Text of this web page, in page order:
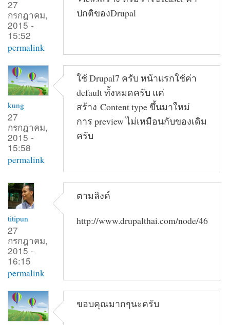
27
กรกฎาคม,
2015 -
15:52
permalink
ปกติของDrupal
kung
27
กรกฎาคม,
2015 -
15:58
permalink
ใช้ Drupal7 ครับ หน้าแรกใช้ค่า
default ทั้งหมดครับ แค่
สร้าง Content type ขึ้นมาใหม่
การ preview ไม่เหมือนกับของเดิม
ครับ
titipun
27
กรกฎาคม,
2015 -
16:15
permalink
ตามลิงค์
http://www.drupalthai.com/node/46
ขอบคุณมากๆนะครับ